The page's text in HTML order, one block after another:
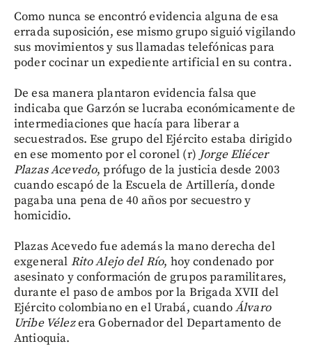
Como nunca se encontró evidencia alguna de esa
errada suposición, ese mismo grupo siguió vigilando
sus movimientos y sus llamadas telefónicas para
poder cocinar un expediente artificial en su contra.
De esa manera plantaron evidencia falsa que
indicaba que Garzón se lucraba económicamente de
intermediaciones que hacía para liberar a
secuestrados. Ese grupo del Ejército estaba dirigido
en ese momento por el coronel (r) Jorge Eliécer
Plazas Acevedo, prófugo de la justicia desde 2003
cuando escapó de la Escuela de Artillería, donde
pagaba una pena de 40 años por secuestro y
homicidio.
Plazas Acevedo fue además la mano derecha del
exgeneral Rito Alejo del Río, hoy condenado por
asesinato y conformación de grupos paramilitares,
durante el paso de ambos por la Brigada XVII del
Ejército colombiano en el Urabá, cuandoÁlvaro
Uribe Vélezera Gobernador del Departamento de
Antioquia.